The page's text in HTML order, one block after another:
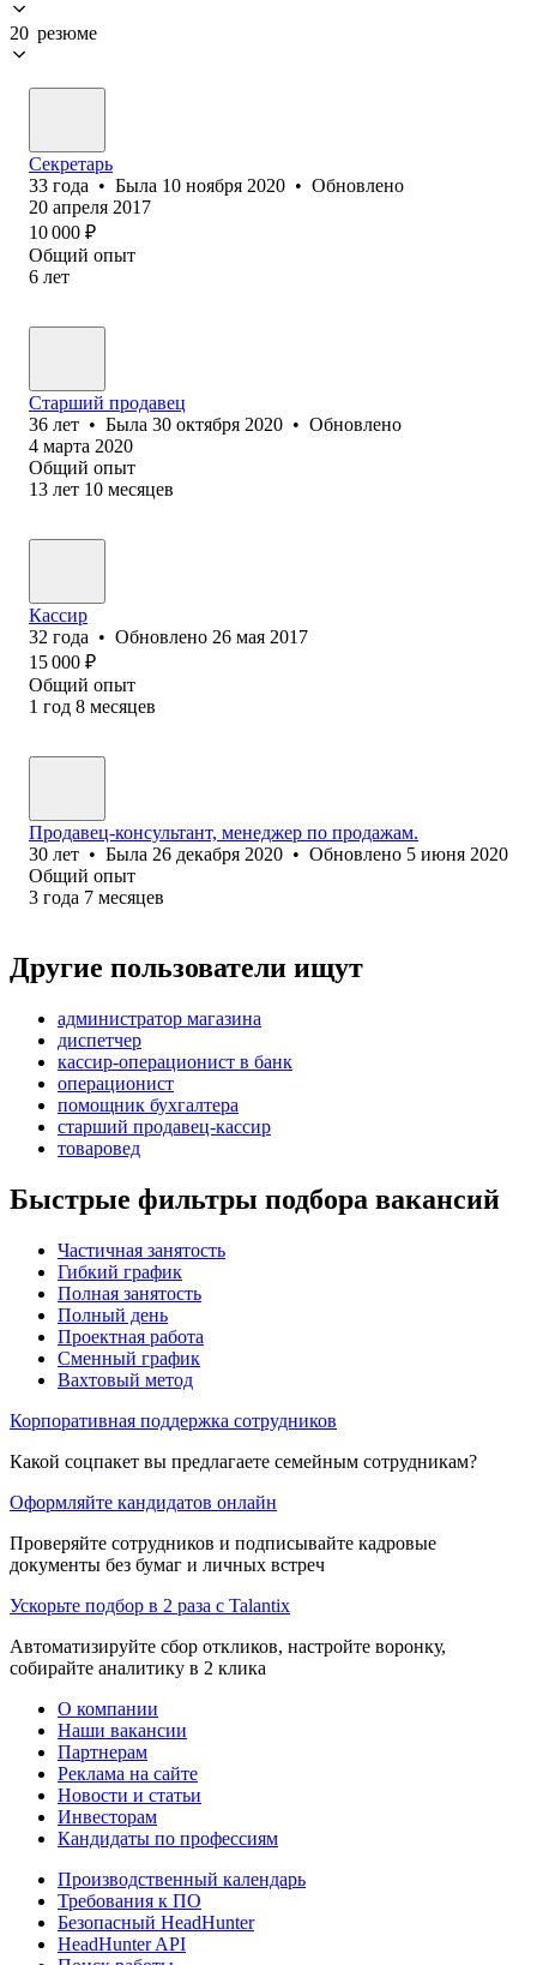
20 резюме
Секретарь
33 года • Была 10 ноября 2020 • Обновлено
20 апреля 2017
10 000 ₽
Общий опыт
6 лет
Старший продавец
36 лет • Была 30 октября 2020 • Обновлено
4 марта 2020
Общий опыт
13 лет 10 месяцев
Кассир
32 года • Обновлено 26 мая 2017
15 000 ₽
Общий опыт
1 год 8 месяцев
Продавец-консультант, менеджер по продажам.
30 лет • Была 26 декабря 2020 • Обновлено 5 июня 2020
Общий опыт
3 года 7 месяцев
Другие пользователи ищут
администратор магазина
диспетчер
кассир-операционист в банк
операционист
помощник бухгалтера
старший продавец-кассир
товаровед
Быстрые фильтры подбора вакансий
Частичная занятость
Гибкий график
Полная занятость
Полный день
Проектная работа
Сменный график
Вахтовый метод
Корпоративная поддержка сотрудников
Какой соцпакет вы предлагаете семейным сотрудникам?
Оформляйте кандидатов онлайн
Проверяйте сотрудников и подписывайте кадровые
документы без бумаг и личных встреч
Ускорьте подбор в 2 раза с Talantix
Автоматизируйте сбор откликов, настройте воронку,
собирайте аналитику в 2 клика
О компании
Наши вакансии
Партнерам
Реклама на сайте
Новости и статьи
Инвесторам
Кандидаты по профессиям
Производственный календарь
Требования к ПО
Безопасный HeadHunter
HeadHunter API